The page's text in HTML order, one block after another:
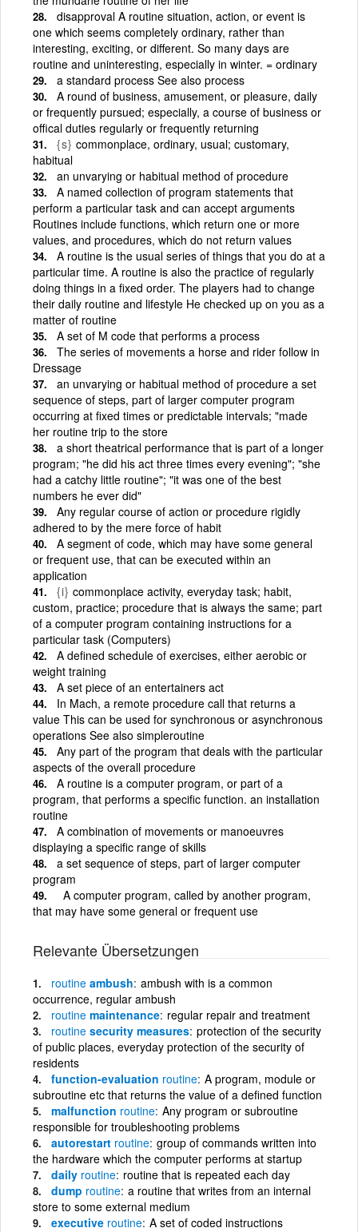
disapproval A routine situation, action, or event is
one which seems completely ordinary, rather than
interesting, exciting, or different. So many days are
routine and uninteresting, especially in winter. = ordinary
a standard process See also process
A round of business, amusement, or pleasure, daily
or frequently pursued; especially, a course of business or
offical duties regularly or frequently returning
{s} commonplace, ordinary, usual; customary,
habitual
an unvarying or habitual method of procedure
A named collection of program statements that
perform a particular task and can accept arguments
Routines include functions, which return one or more
values, and procedures, which do not return values
A routine is the usual series of things that you do at a
particular time. A routine is also the practice of regularly
doing things in a fixed order. The players had to change
their daily routine and lifestyle He checked up on you as a
matter of routine
A set of M code that performs a process
The series of movements a horse and rider follow in
Dressage
an unvarying or habitual method of procedure a set
sequence of steps, part of larger computer program
occurring at fixed times or predictable intervals; "made
her routine trip to the store
a short theatrical performance that is part of a longer
program; "he did his act three times every evening"; "she
had a catchy little routine"; "it was one of the best
numbers he ever did"
Any regular course of action or procedure rigidly
adhered to by the mere force of habit
A segment of code, which may have some general
or frequent use, that can be executed within an
application
{i} commonplace activity, everyday task; habit,
custom, practice; procedure that is always the same; part
of a computer program containing instructions for a
particular task (Computers)
A defined schedule of exercises, either aerobic or
weight training
A set piece of an entertainers act
In Mach, a remote procedure call that returns a
value This can be used for synchronous or asynchronous
operations See also simpleroutine
Any part of the program that deals with the particular
aspects of the overall procedure
A routine is a computer program, or part of a
program, that performs a specific function. an installation
routine
A combination of movements or manoeuvres
displaying a specific range of skills
a set sequence of steps, part of larger computer
program
A computer program, called by another program,
that may have some general or frequent use
Relevante Übersetzungen
routine ambush ambush with is a common
occurrence, regular ambush
routine maintenance regular repair and treatment
routine security measures protection of the security
of public places, everyday protection of the security of
residents
function-evaluation routine A program, module or
subroutine etc that returns the value of a defined function
malfunction routine Any program or subroutine
responsible for troubleshooting problems
autorestart routine group of commands written into
the hardware which the computer performs at startup
daily routine routine that is repeated each day
dump routine a routine that writes from an internal
store to some external medium
executive routine A set of coded instructions